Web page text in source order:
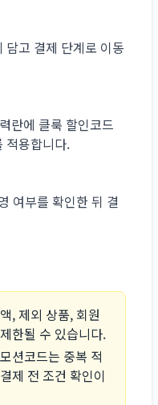
담고 결제 단계로 이동
란에 클룩 할인코드
적용합니다.
여부를 확인한 뒤 결
, 제외 상품, 회원
한될 수 있습니다.
션코드는 중복 적
제 전 조건 확인이